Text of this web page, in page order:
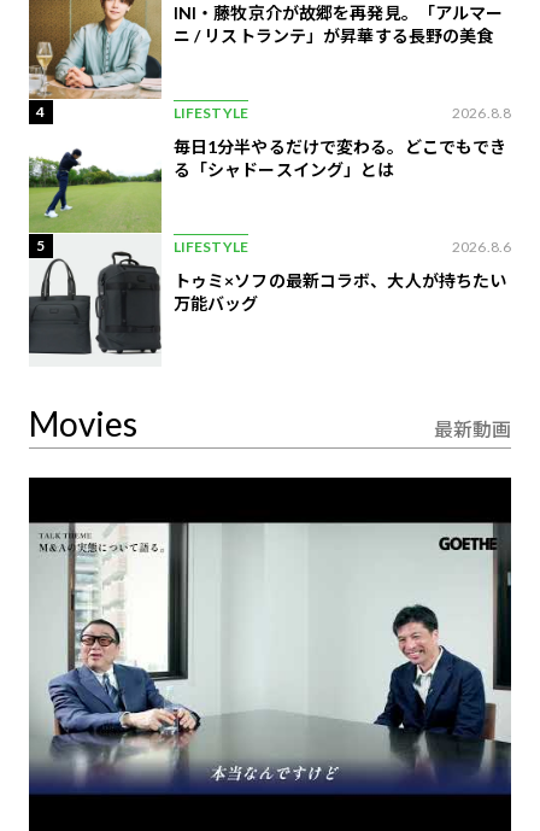
INI・藤牧京介が故郷を再発見。「アルマー
ニ / リストランテ」が昇華する長野の美食
4 LIFESTYLE 2026.8.8
毎日1分半やるだけで変わる。どこでもでき
る「シャドースイング」とは
5 LIFESTYLE 2026.8.6
トゥミ×ソフの最新コラボ、大人が持ちたい
万能バッグ
Movies 最新動画